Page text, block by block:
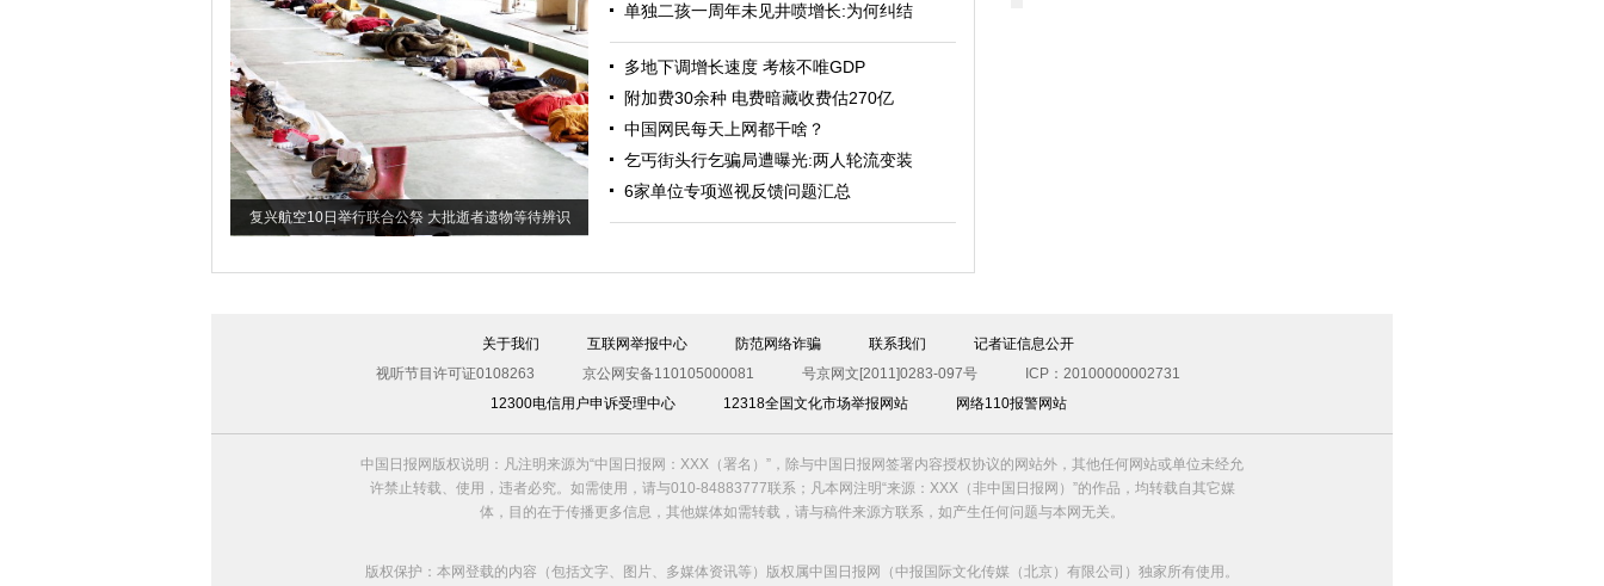
复兴航空10日举行联合公祭 大批逝者遗物等待辨识
单独二孩一周年未见井喷增长:为何纠结
多地下调增长速度 考核不唯GDP
附加费30余种 电费暗藏收费估270亿
中国网民每天上网都干啥？
乞丐街头行乞骗局遭曝光:两人轮流变装
6家单位专项巡视反馈问题汇总
关于我们 互联网举报中心 防范网络诈骗 联系我们
记者证信息公开
视听节目许可证0108263
京公网安备110105000081 号京网文[2011]0283-097号
ICP：20100000002731
12300电信用户申诉受理中心
12318全国文化市场举报网站 网络110报警网站
中国日报网版权说明：凡注明来源为“中国日报网：XXX（署名）”，除与中国日报网签署内容授权协议的网站外，其他任何网站或单位未经允
许禁止转载、使用，违者必究。如需使用，请与010-84883777联系；凡本网注明“来源：XXX（非中国日报网）”的作品，均转载自其它媒
体，目的在于传播更多信息，其他媒体如需转载，请与稿件来源方联系，如产生任何问题与本网无关。
版权保护：本网登载的内容（包括文字、图片、多媒体资讯等）版权属中国日报网（中报国际文化传媒（北京）有限公司）独家所有使用。